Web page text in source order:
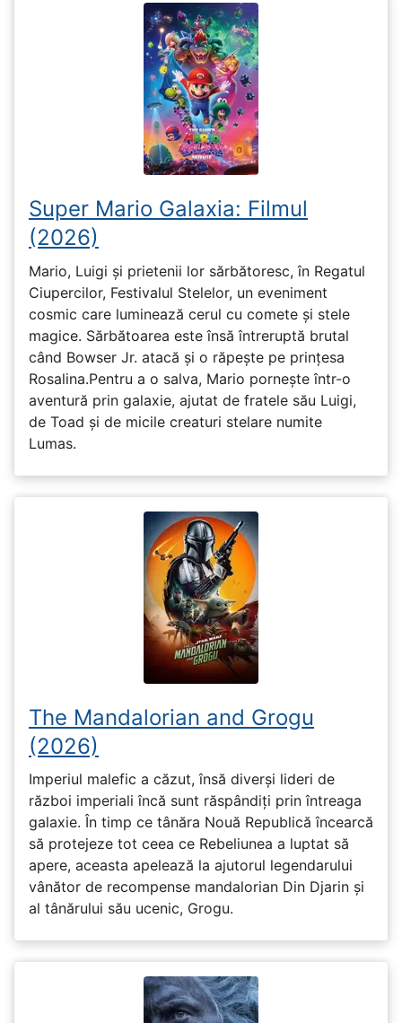
Super Mario Galaxia: Filmul
(2026)
Mario, Luigi și prietenii lor sărbătoresc, în Regatul
Ciupercilor, Festivalul Stelelor, un eveniment
cosmic care luminează cerul cu comete și stele
magice. Sărbătoarea este însă întreruptă brutal
când Bowser Jr. atacă și o răpește pe prinţesa
Rosalina.Pentru a o salva, Mario pornește într-o
aventură prin galaxie, ajutat de fratele său Luigi,
de Toad și de micile creaturi stelare numite
Lumas.
The Mandalorian and Grogu
(2026)
Imperiul malefic a căzut, însă diverși lideri de
război imperiali încă sunt răspândiți prin întreaga
galaxie. În timp ce tânăra Nouă Republică încearcă
să protejeze tot ceea ce Rebeliunea a luptat să
apere, aceasta apelează la ajutorul legendarului
vânător de recompense mandalorian Din Djarin și
al tânărului său ucenic, Grogu.